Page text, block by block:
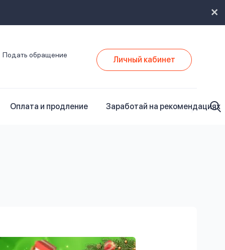
Подать обращение Личный кабинет
Оплата и продление Заработай на рекомендациях